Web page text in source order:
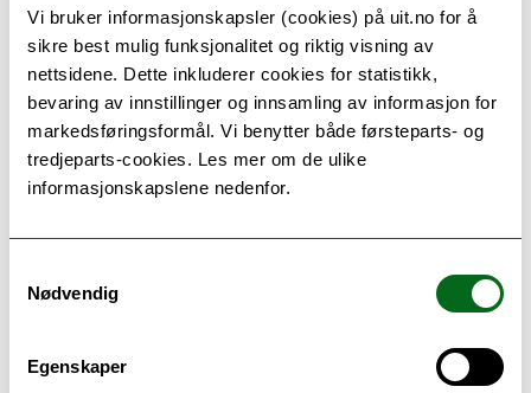
Vi bruker informasjonskapsler (cookies) på uit.no for å
sikre best mulig funksjonalitet og riktig visning av
nettsidene. Dette inkluderer cookies for statistikk,
bevaring av innstillinger og innsamling av informasjon for
markedsføringsformål. Vi benytter både førsteparts- og
tredjeparts-cookies. Les mer om de ulike
informasjonskapslene nedenfor.
Nødvendig
Egenskaper
Enjoy an evening of culture, science, and social
enrichment when the Arctic University Museum of